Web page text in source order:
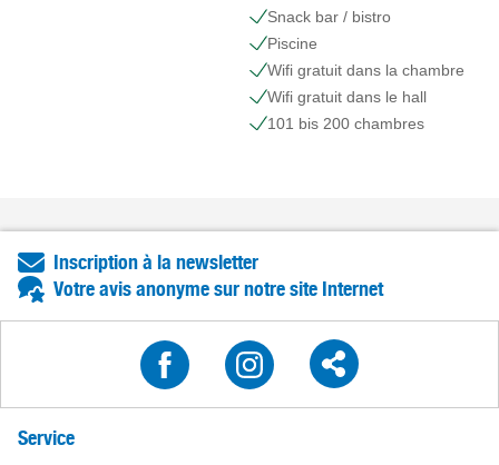
Snack bar / bistro
Piscine
Wifi gratuit dans la chambre
Wifi gratuit dans le hall
101 bis 200 chambres
Inscription à la newsletter
Votre avis anonyme sur notre site Internet
Service